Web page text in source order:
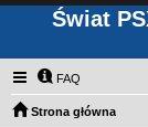
Świat
FAQ
Strona główna